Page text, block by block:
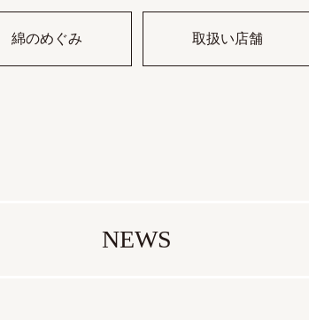
綿のめぐみ 取扱い店舗
NEWS